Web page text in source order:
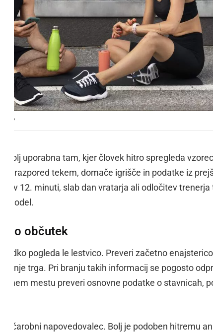
uporabna tam, kjer človek hitro spregleda
razpored tekem, domače igrišče in podatke iz
v 12. minuti, slab dan vratarja ali odločitev
model.
občutek
redko pogleda le lestvico. Preveri začetno
trga. Pri branju takih informacij se pogosto
enem mestu preveri osnovne podatke o stavnicah,
čarobni napovedovalec. Bolj je podoben hitremu